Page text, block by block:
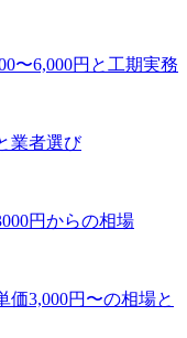
〜6,000円と工期実務
業者選び
円からの相場
3,000円〜の相場と